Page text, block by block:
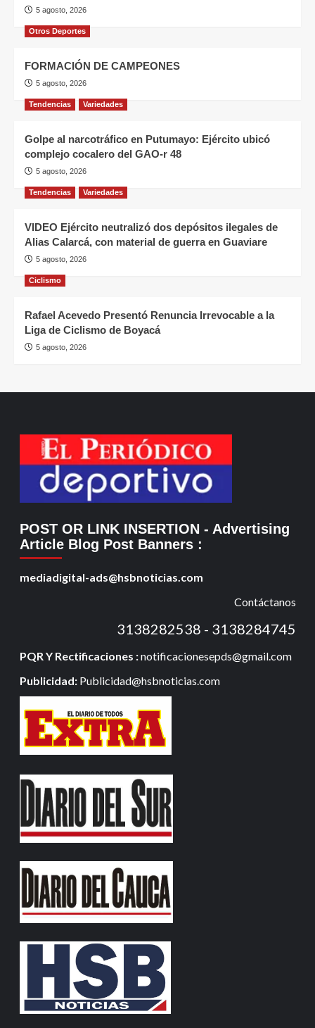
5 agosto, 2026
Otros Deportes
FORMACIÓN DE CAMPEONES
5 agosto, 2026
Tendencias Variedades
Golpe al narcotráfico en Putumayo: Ejército ubicó
complejo cocalero del GAO-r 48
5 agosto, 2026
Tendencias Variedades
VIDEO Ejército neutralizó dos depósitos ilegales de
Alias Calarcá, con material de guerra en Guaviare
5 agosto, 2026
Ciclismo
Rafael Acevedo Presentó Renuncia Irrevocable a la
Liga de Ciclismo de Boyacá
5 agosto, 2026
POST OR LINK INSERTION - Advertising
Article Blog Post Banners :
mediadigital-ads@hsbnoticias.com
Contáctanos
3138282538 - 3138284745
PQR Y Rectificaciones :notificacionesepds@gmail.com
Publicidad: Publicidad@hsbnoticias.com